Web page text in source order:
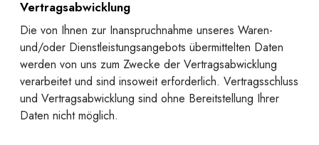
Vertragsabwicklung
Die von Ihnen zur Inanspruchnahme unseres Waren-
und/oder Dienstleistungsangebots übermittelten Daten
werden von uns zum Zwecke der Vertragsabwicklung
verarbeitet und sind insoweit erforderlich. Vertragsschluss
und Vertragsabwicklung sind ohne Bereitstellung Ihrer
Daten nicht möglich.